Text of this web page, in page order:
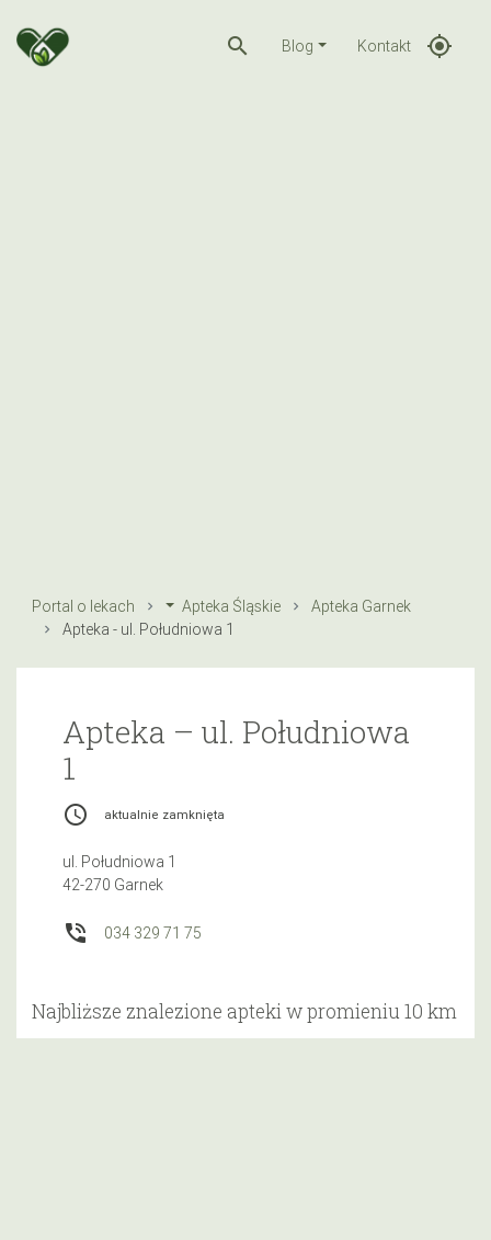
search Blog Kontakt gps_fixed
Portal o lekach Apteka Śląskie
Apteka Garnek
Apteka - ul. Południowa 1
Apteka – ul. Południowa
1
access_time aktualnie zamknięta
ul. Południowa 1
42-270 Garnek
phone_in_talk 034 329 71 75
Najbliższe znalezione apteki w promieniu 10 km